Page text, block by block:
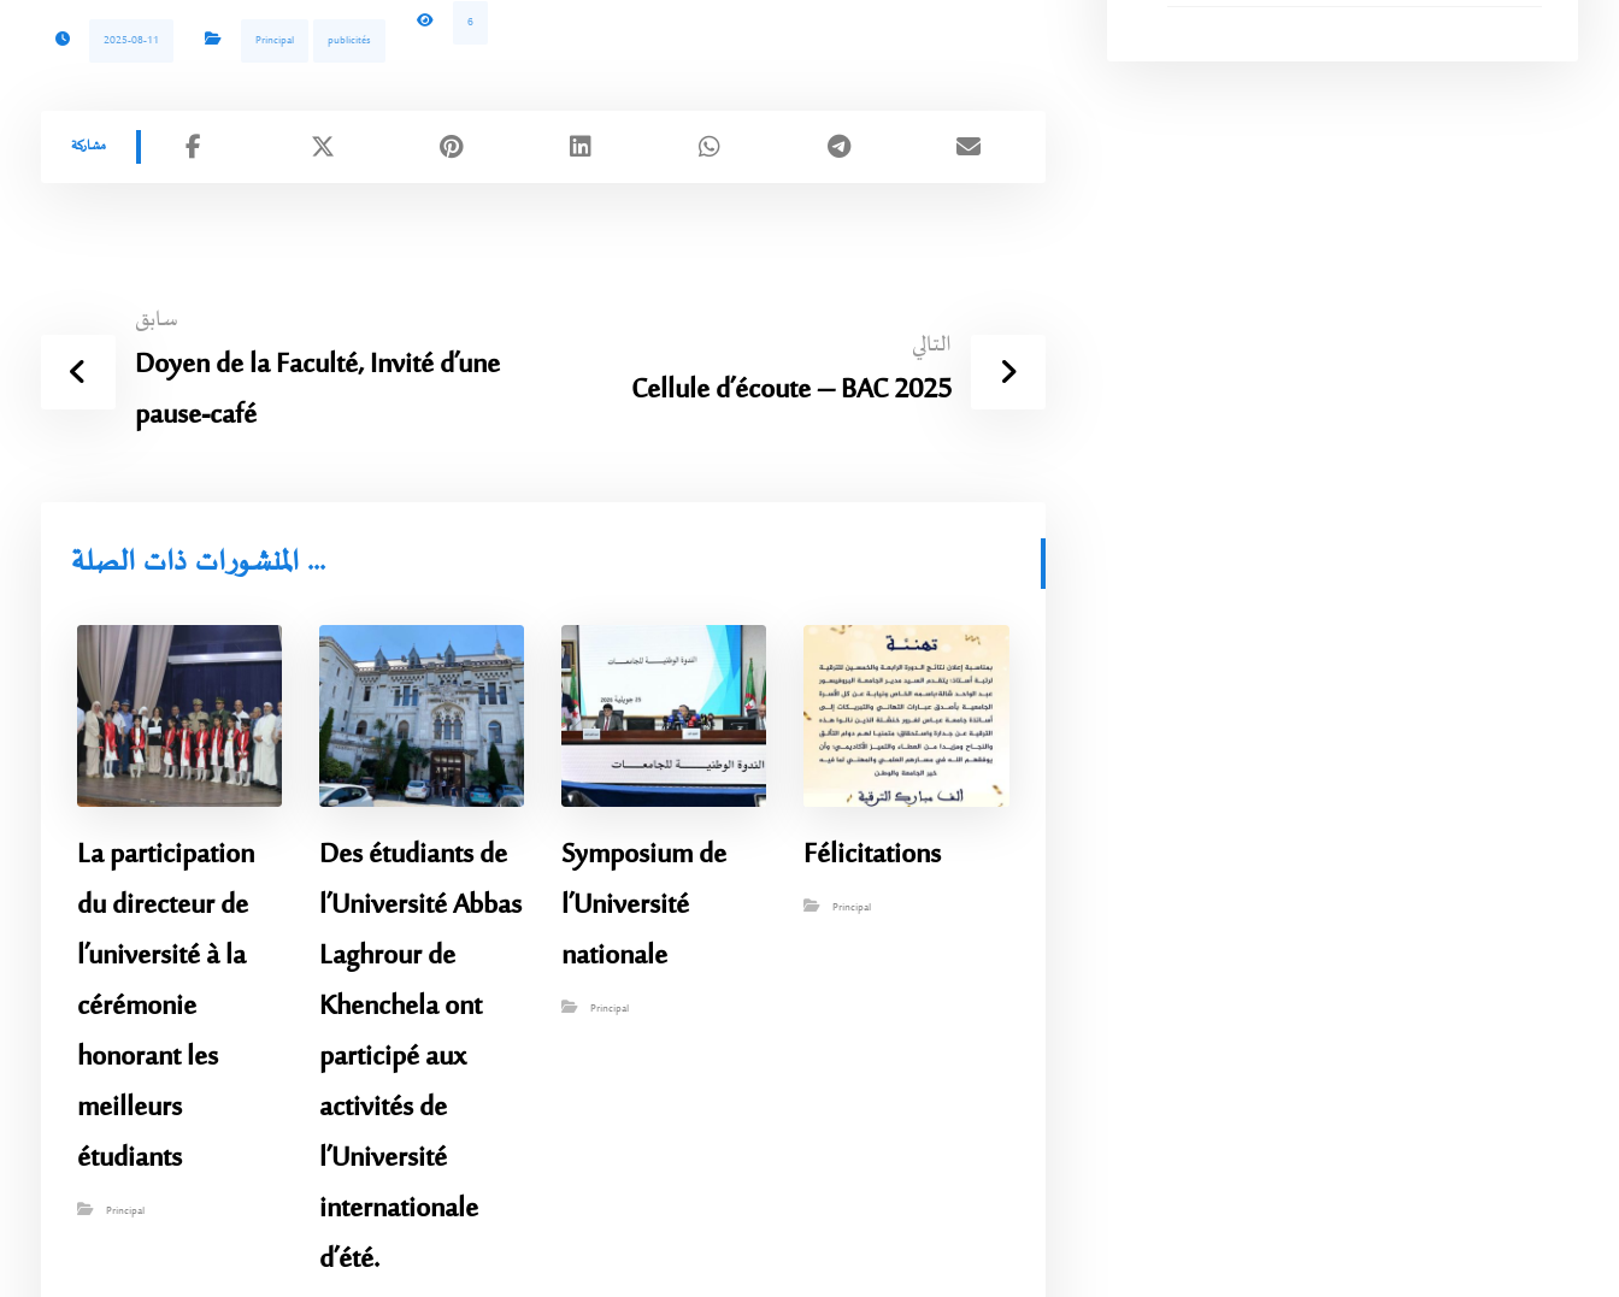
2025-08-11 Principal publicités
6
سابق
Doyen de la Faculté, Invité d’une
pause-café
التالي
Cellule d’écoute – BAC 2025
المنشورات ذات الصلة ...
La participation
du directeur de
l’université à la
cérémonie
honorant les
meilleurs
étudiants
Principal
Des étudiants de
l’Université Abbas
Laghrour de
Khenchela ont
participé aux
activités de
l’Université
internationale
d’été.
Symposium de
l’Université
nationale
Principal
Félicitations
Principal